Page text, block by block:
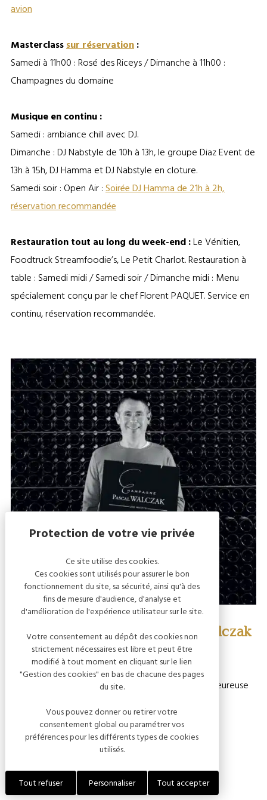
avion
Masterclasssur réservation:
Samedi à 11h00 : Rosé des Riceys / Dimanche à 11h00 :
Champagnes du domaine
Musique en continu :
Samedi : ambiance chill avec DJ.
Dimanche : DJ Nabstyle de 10h à 13h, le groupe Diaz Event de
13h à 15h, DJ Hamma et DJ Nabstyle en cloture.
Samedi soir : Open Air :Soirée DJ Hamma de 21h à 2h,
réservation recommandée
Restauration tout au long du week-end :Le Vénitien,
Foodtruck Streamfoodie’s, Le Petit Charlot. Restauration à
table : Samedi midi / Samedi soir / Dimanche midi : Menu
spécialement conçu par le chef Florent PAQUET. Service en
continu, réservation recommandée.
Cave 11 : Champagne Pascal Walczak
Tout au long du week-end :
Immersion de nos caves dans une atmosphère chaleureuse
Expositions diverses artisanales,
Bar à champagne,
Manège pour enfants
Ce site utilise des cookies.
Ces cookies sont utilisés pour assurer le bon
fonctionnement du site, sa sécurité, ainsi qu'à des
fins de mesure d'audience, d'analyse et
d'amélioration de l'expérience utilisateur sur le site.
Votre consentement au dépôt des cookies non
strictement nécessaires est libre et peut être
modifié à tout moment en cliquant sur le lien
"Gestion des cookies" en bas de chacune des pages
du site.
Vous pouvez donner ou retirer votre
consentement global ou paramétrer vos
préférences pour les différents types de cookies
utilisés.
Tout accepter
Tout refuser Personnaliser